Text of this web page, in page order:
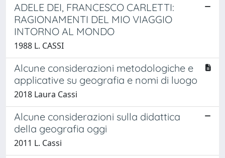
ADELE DEI, FRANCESCO CARLETTI:
RAGIONAMENTI DEL MIO VIAGGIO
INTORNO AL MONDO
1988 L. CASSI
Alcune considerazioni metodologiche e
applicative su geografia e nomi di luogo
2018 Laura Cassi
Alcune considerazioni sulla didattica
della geografia oggi
2011 L. Cassi